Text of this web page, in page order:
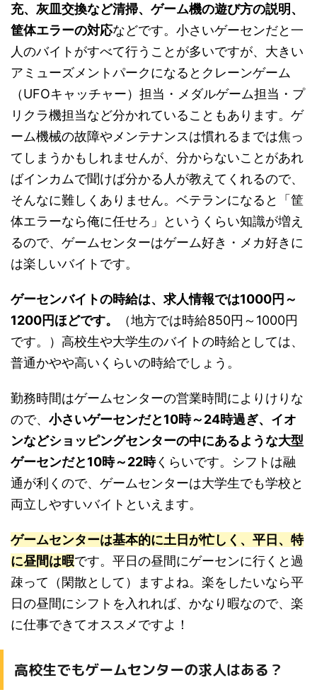
充、灰皿交換など清掃、ゲーム機の遊び方の説明、
筐体エラーの対応などです。小さいゲーセンだと一
人のバイトがすべて行うことが多いですが、大きい
アミューズメントパークになるとクレーンゲーム
（UFOキャッチャー）担当・メダルゲーム担当・プ
リクラ機担当など分かれていることもあります。ゲ
ーム機械の故障やメンテナンスは慣れるまでは焦っ
てしまうかもしれませんが、分からないことがあれ
ばインカムで聞けば分かる人が教えてくれるので、
そんなに難しくありません。ベテランになると「筐
体エラーなら俺に任せろ」というくらい知識が増え
るので、ゲームセンターはゲーム好き・メカ好きに
は楽しいバイトです。
ゲーセンバイトの時給は、求人情報では1000円～
1200円ほどです。
（地方では時給850円～1000円
です。）高校生や大学生のバイトの時給としては、
普通かやや高いくらいの時給でしょう。
勤務時間はゲームセンターの営業時間によりけりな
ので、 小さいゲーセンだと10時～24時過ぎ、イオ
ンなどショッピングセンターの中にあるような大型
ゲーセンだと10時～22時くらいです。シフトは融
通が利くので、ゲームセンターは大学生でも学校と
両立しやすいバイトといえます。
ゲームセンターは基本的に土日が忙しく、平日、特
に昼間は暇です。平日の昼間にゲーセンに行くと過
疎って（閑散として）ますよね。楽をしたいなら平
日の昼間にシフトを入れれば、かなり暇なので、楽
に仕事できてオススメですよ！
高校生でもゲームセンターの求人はある？